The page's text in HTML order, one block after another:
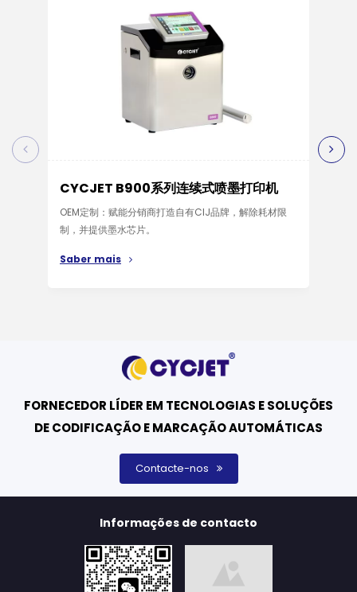
CYCJET B900系列连续式喷墨打印机
OEM定制：赋能分销商打造自有CIJ品牌，解除耗材限
制，并提供墨水芯片。
Saber mais
FORNECEDOR LÍDER EM TECNOLOGIAS E SOLUÇÕES
DE CODIFICAÇÃO E MARCAÇÃO AUTOMÁTICAS
Contacte-nos
Informações de contacto